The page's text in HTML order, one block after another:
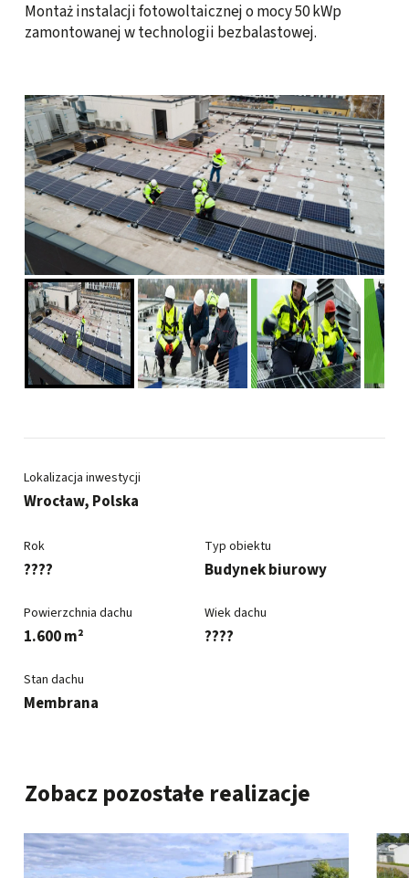
Montaż instalacji fotowoltaicznej o mocy 50 kWp
zamontowanej w technologii bezbalastowej.
Lokalizacja inwestycji
Wrocław, Polska
Rok
????
Typ obiektu
Budynek biurowy
Powierzchnia dachu
1.600 m²
Wiek dachu
????
Stan dachu
Membrana
Zobacz pozostałe realizacje